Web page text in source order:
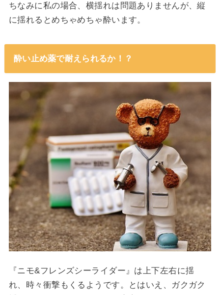
ちなみに私の場合、横揺れは問題ありませんが、縦
に揺れるとめちゃめちゃ酔います。
酔い止め薬で耐えられるか！？
『ニモ&フレンズシーライダー』は上下左右に揺
れ、時々衝撃もくるようです。とはいえ、ガクガク